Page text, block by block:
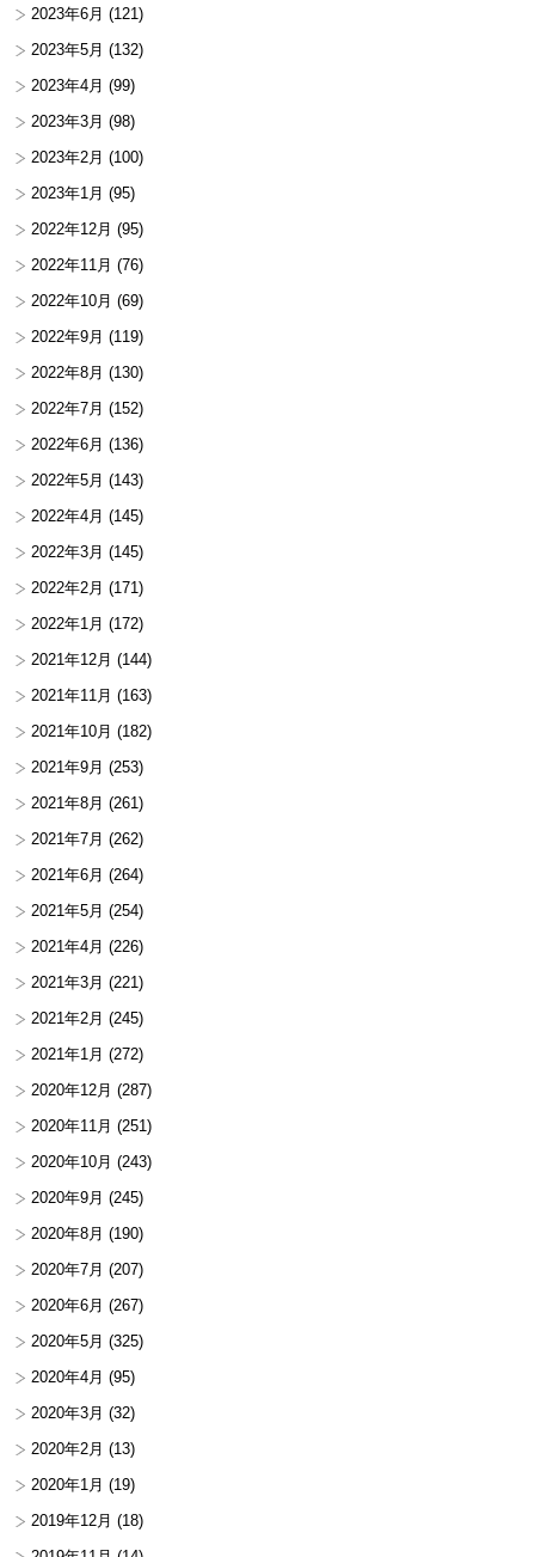
2023年6月 (121)
2023年5月 (132)
2023年4月 (99)
2023年3月 (98)
2023年2月 (100)
2023年1月 (95)
2022年12月 (95)
2022年11月 (76)
2022年10月 (69)
2022年9月 (119)
2022年8月 (130)
2022年7月 (152)
2022年6月 (136)
2022年5月 (143)
2022年4月 (145)
2022年3月 (145)
2022年2月 (171)
2022年1月 (172)
2021年12月 (144)
2021年11月 (163)
2021年10月 (182)
2021年9月 (253)
2021年8月 (261)
2021年7月 (262)
2021年6月 (264)
2021年5月 (254)
2021年4月 (226)
2021年3月 (221)
2021年2月 (245)
2021年1月 (272)
2020年12月 (287)
2020年11月 (251)
2020年10月 (243)
2020年9月 (245)
2020年8月 (190)
2020年7月 (207)
2020年6月 (267)
2020年5月 (325)
2020年4月 (95)
2020年3月 (32)
2020年2月 (13)
2020年1月 (19)
2019年12月 (18)